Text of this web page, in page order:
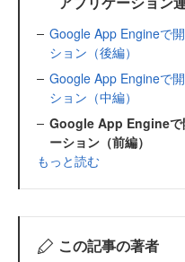
Google App Engineで
ション（後編）
Google App Engineで
ション（中編）
Google App Engineで
ーション（前編）
もっと読む
この記事の著者